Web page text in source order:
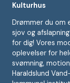
Kulturhus
Drømmer du
sjov og
for dig! Vores
oplevelser for
svømning,
Haraldslund